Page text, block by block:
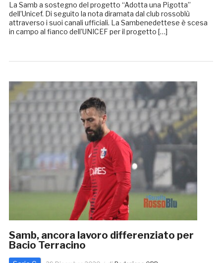
La Samb a sostegno del progetto “Adotta una Pigotta”
dell’Unicef. Di seguito la nota diramata dal club rossoblù
attraverso i suoi canali ufficiali. La Sambenedettese è scesa
in campo al fianco dell’UNICEF per il progetto […]
Samb, ancora lavoro differenziato per
Bacio Terracino